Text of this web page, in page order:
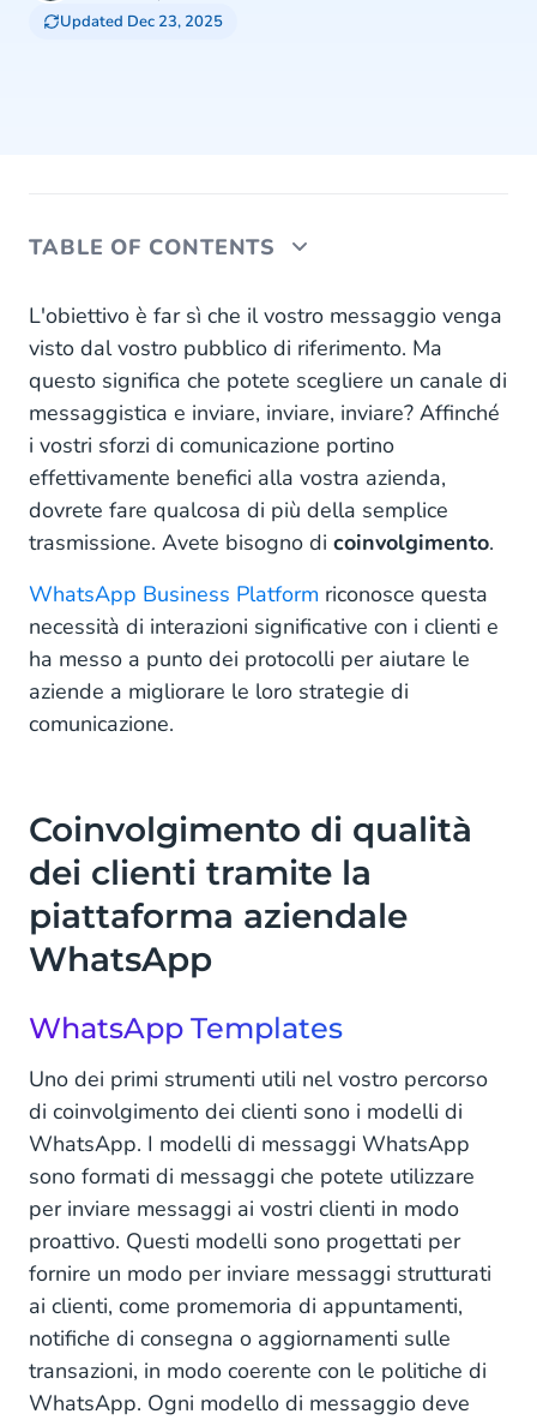
Updated Dec 23, 2025
TABLE OF CONTENTS
Coinvolgimento di qualità dei clienti tramite la
piattaforma aziendale WhatsApp
WhatsApp Templates
Metriche dei messaggi WhatsApp
Valutazione dei messaggi WhatsApp
Migliorate il coinvolgimento dei clienti in 4
Iniziate a migliorare la qualità del vostro
coinvolgimento dei clienti oggi stesso con la
piattaforma WhatsApp Business.
L'obiettivo è far sì che il vostro messaggio venga
visto dal vostro pubblico di riferimento. Ma
questo significa che potete scegliere un canale di
messaggistica e inviare, inviare, inviare? Affinché
i vostri sforzi di comunicazione portino
effettivamente benefici alla vostra azienda,
dovrete fare qualcosa di più della semplice
trasmissione. Avete bisogno di coinvolgimento.
WhatsApp Business Platform riconosce questa
necessità di interazioni significative con i clienti e
ha messo a punto dei protocolli per aiutare le
aziende a migliorare le loro strategie di
comunicazione.
Coinvolgimento di qualità
dei clienti tramite la
piattaforma aziendale
WhatsApp
WhatsApp Templates
Uno dei primi strumenti utili nel vostro percorso
di coinvolgimento dei clienti sono i modelli di
WhatsApp. I modelli di messaggi WhatsApp
sono formati di messaggi che potete utilizzare
per inviare messaggi ai vostri clienti in modo
proattivo. Questi modelli sono progettati per
fornire un modo per inviare messaggi strutturati
ai clienti, come promemoria di appuntamenti,
notifiche di consegna o aggiornamenti sulle
transazioni, in modo coerente con le politiche di
WhatsApp. Ogni modello di messaggio deve